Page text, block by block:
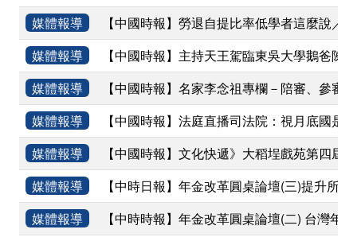
媒體報導
【中國時報】勞退自提比率低學者這麼說／
媒體報導
【中國時報】主持天王駕臨東吳大學鵝爸陳
媒體報導
【中國時報】名家李念祖專欄－陪審、參
媒體報導
【中國時報】法庭直播司法院：視月底國
媒體報導
【中國時報】文化快遞》大稻埕戲苑第四
媒體報導
【中時日報】年金改革圓桌論壇(三)提升
媒體報導
【中時時報】年金改革圓桌論壇(二) 台灣年